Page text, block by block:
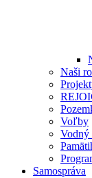
Naši
Voľby
Vodný
Samospráva